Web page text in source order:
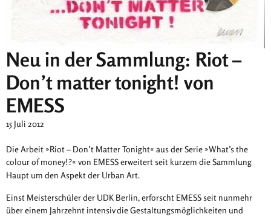
Neu in der Sammlung: Riot –
Don’t matter tonight! von
EMESS
15 Juli 2012
Die Arbeit »Riot – Don’t Matter Tonight« aus der Serie »What’s the
colour of money!?« von EMESS erweitert seit kurzem die Sammlung
Haupt um den Aspekt der Urban Art.
Einst Meisterschüler der UDK Berlin, erforscht EMESS seit nunmehr
über einem Jahrzehnt intensiv die Gestaltungsmöglichkeiten und